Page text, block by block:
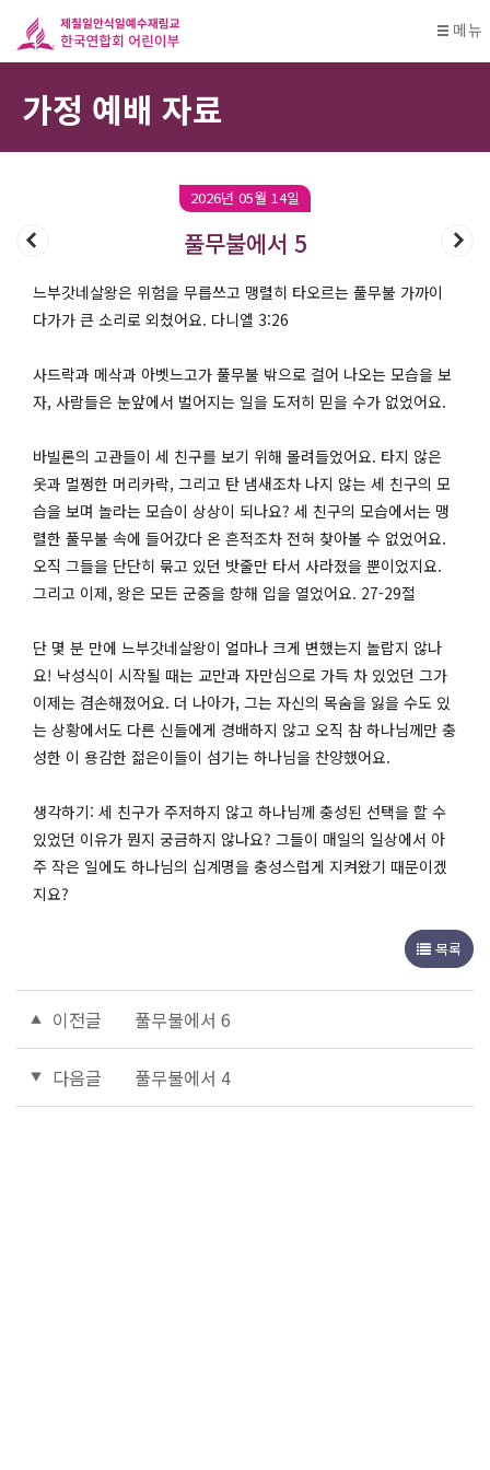
메뉴
가정 예배 자료
2026년 05월 14일
풀무불에서 5
느부갓네살왕은 위험을 무릅쓰고 맹렬히 타오르는 풀무불 가까이
다가가 큰 소리로 외쳤어요. 다니엘 3:26
사드락과 메삭과 아벳느고가 풀무불 밖으로 걸어 나오는 모습을 보
자, 사람들은 눈앞에서 벌어지는 일을 도저히 믿을 수가 없었어요.
바빌론의 고관들이 세 친구를 보기 위해 몰려들었어요. 타지 않은
옷과 멀쩡한 머리카락, 그리고 탄 냄새조차 나지 않는 세 친구의 모
습을 보며 놀라는 모습이 상상이 되나요? 세 친구의 모습에서는 맹
렬한 풀무불 속에 들어갔다 온 흔적조차 전혀 찾아볼 수 없었어요.
오직 그들을 단단히 묶고 있던 밧줄만 타서 사라졌을 뿐이었지요.
그리고 이제, 왕은 모든 군중을 향해 입을 열었어요. 27-29절
단 몇 분 만에 느부갓네살왕이 얼마나 크게 변했는지 놀랍지 않나
요! 낙성식이 시작될 때는 교만과 자만심으로 가득 차 있었던 그가
이제는 겸손해졌어요. 더 나아가, 그는 자신의 목숨을 잃을 수도 있
는 상황에서도 다른 신들에게 경배하지 않고 오직 참 하나님께만 충
성한 이 용감한 젊은이들이 섬기는 하나님을 찬양했어요.
생각하기: 세 친구가 주저하지 않고 하나님께 충성된 선택을 할 수
있었던 이유가 뭔지 궁금하지 않나요? 그들이 매일의 일상에서 아
주 작은 일에도 하나님의 십계명을 충성스럽게 지켜왔기 때문이겠
지요?
목록
이전글 풀무불에서 6
다음글 풀무불에서 4